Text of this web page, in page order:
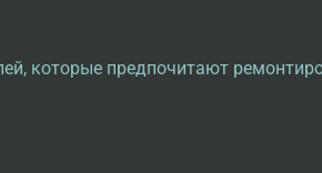
которые предпочитают